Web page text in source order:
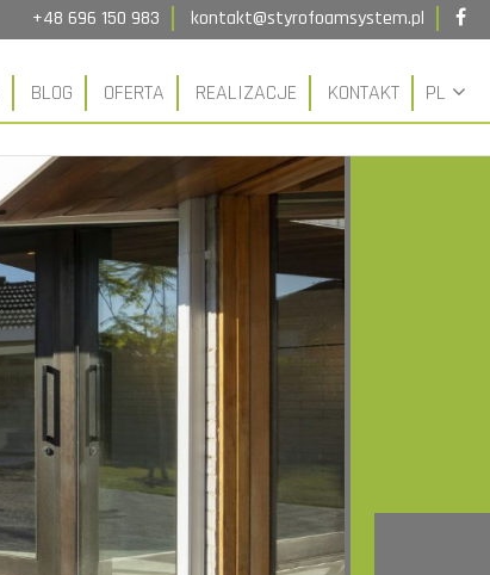
+48 696 150 983 kontakt@styrofoamsystem.pl
PL
BLOG OFERTA REALIZACJE KONTAKT